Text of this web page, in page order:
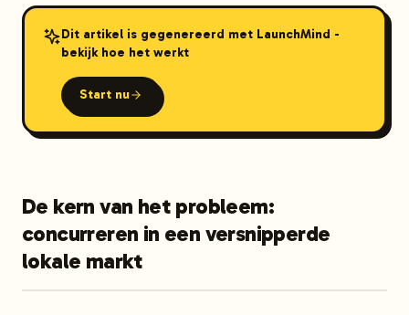
Dit artikel is gegenereerd met LaunchMind -
bekijk hoe het werkt
Start nu
De kern van het probleem:
concurreren in een versnipperde
lokale markt